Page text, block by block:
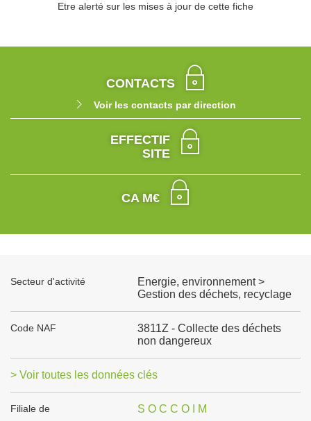
Etre alerté sur les mises à jour de cette fiche
CONTACTS
Voir les contacts par direction
EFFECTIF
SITE
CA M€
Secteur d'activité
Energie, environnement >
Gestion des déchets, recyclage
Code NAF
3811Z - Collecte des déchets
non dangereux
> Voir toutes les données clés
Filiale de S O C C O I M